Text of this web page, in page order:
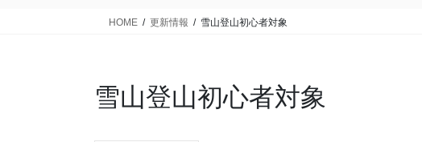
HOME 更新情報 雪山登山初心者対象
雪山登山初心者対象